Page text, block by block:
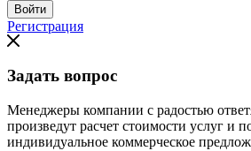
Регистрация
Задать вопрос
Менеджеры компании с радостью
произведут расчет стоимости услуг и
индивидуальное коммерческое